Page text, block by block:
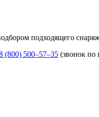
подходящего
(800) 500–57–35 (звонок по